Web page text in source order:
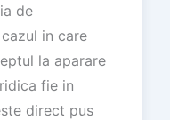
de
in care
la aparare
fie in
direct pus